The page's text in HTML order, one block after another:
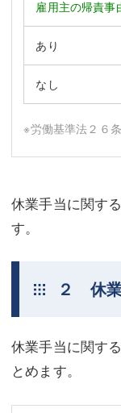
雇用主の帰責事
あり
なし
※労働基準法２６条
休業手当に関す
す。
２ 休
休業手当に関す
とめます。